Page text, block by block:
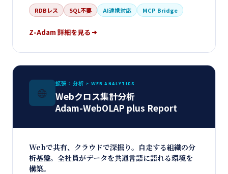
RDBレス SQL不要 AI連携対応 MCP Bridge
Z-Adam 詳細を見る
🌐
拡張：分析 > WEB ANALYTICS
Webクロス集計分析
Adam-WebOLAP plus Report
Webで共有、クラウドで深掘り。自走する組織の分
析基盤。全社員がデータを共通言語に語れる環境を
構築。